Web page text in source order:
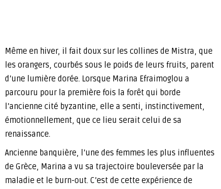
Même en hiver, il fait doux sur les collines de Mistra, que
les orangers, courbés sous le poids de leurs fruits, parent
d’une lumière dorée. Lorsque Marina Efraimoglou a
parcouru pour la première fois la forêt qui borde
l’ancienne cité byzantine, elle a senti, instinctivement,
émotionnellement, que ce lieu serait celui de sa
renaissance.
Ancienne banquière, l’une des femmes les plus influentes
de Grèce, Marina a vu sa trajectoire bouleversée par la
maladie et le burn-out. C’est de cette expérience de